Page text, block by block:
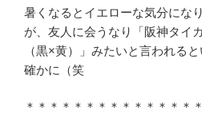
暑くなるとイエローな気分にな
が、友人に会うなり「阪神タイ
（黒×黄）」みたいと言われると
確かに（笑
＊＊＊＊＊＊＊＊＊＊＊＊＊＊